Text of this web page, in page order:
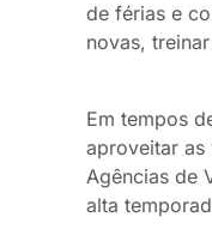
de férias e
novas,
Em tempos
aproveitar as
Agências de
alta